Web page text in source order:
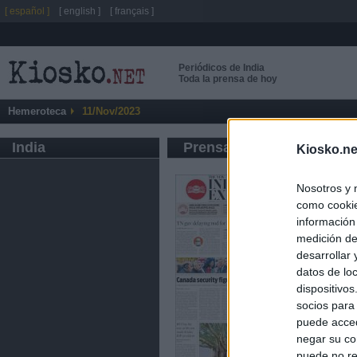
Nosotros y
como
medición
desarrollar
datos de
socios
puede
negar su
Periódicos de India
Toda la prensa de hoy
Hemeroteca 11/Nov/2023
India Prensa de Información
[ español ] [ english ] [ français ]